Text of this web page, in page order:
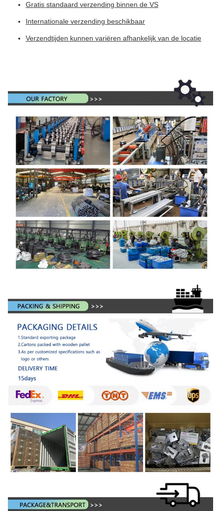
Gratis standaard verzending binnen de VS
Internationale verzending beschikbaar
Verzendtijden kunnen variëren afhankelijk van de locatie